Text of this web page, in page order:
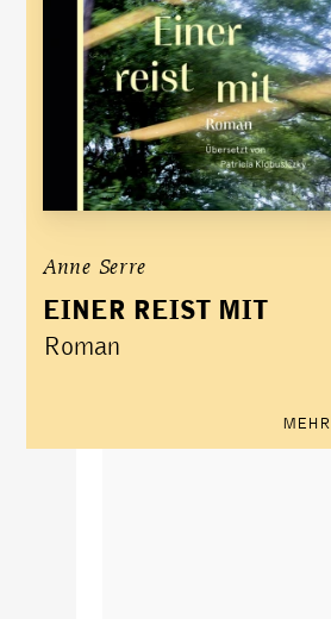
Anne Serre
EINER REIST MIT
Roman
MEHR